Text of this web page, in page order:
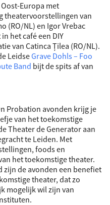
Oost-Europa met
theatervoorstellingen van
(RO/NL) en Igor Vrebac
het café een DIY
van Catinca Țilea (RO/NL).
LeidseGrave Dohls – Foo
Band bijt de spits af van
Probation avonden krijg je
van het toekomstige
Theater de Generator aan
te Leiden. Met
foods en
het toekomstige theater.
zijn de avonden een benefiet
theater, dat zo
mogelijk wil zijn van